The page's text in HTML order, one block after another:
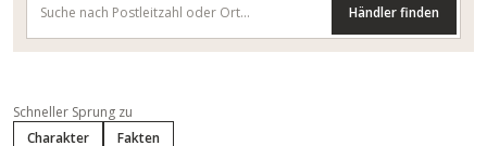
Händler finden
Schneller Sprung zu
Charakter
Fakten